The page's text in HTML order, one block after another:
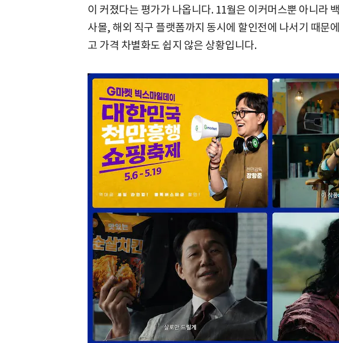
이 커졌다는 평가가 나옵니다. 11월은 이커머스뿐 아니라
사몰, 해외 직구 플랫폼까지 동시에 할인전에 나서기 때문
고 가격 차별화도 쉽지 않은 상황입니다.